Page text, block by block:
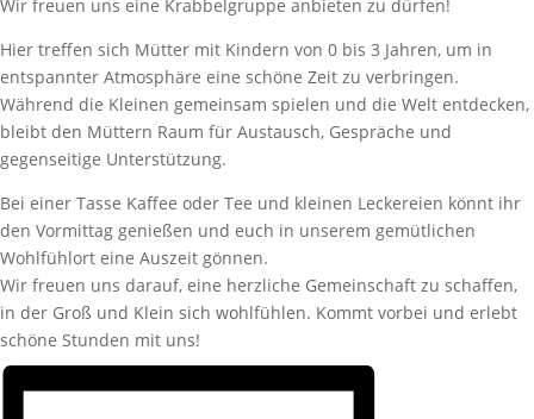
Wir freuen uns eine Krabbelgruppe anbieten zu dürfen!
Hier treffen sich Mütter mit Kindern von 0 bis 3 Jahren, um in
entspannter Atmosphäre eine schöne Zeit zu verbringen.
Während die Kleinen gemeinsam spielen und die Welt entdecken,
bleibt den Müttern Raum für Austausch, Gespräche und
gegenseitige Unterstützung.
Bei einer Tasse Kaffee oder Tee und kleinen Leckereien könnt ihr
den Vormittag genießen und euch in unserem gemütlichen
Wohlfühlort eine Auszeit gönnen.
Wir freuen uns darauf, eine herzliche Gemeinschaft zu schaffen,
in der Groß und Klein sich wohlfühlen. Kommt vorbei und erlebt
schöne Stunden mit uns!